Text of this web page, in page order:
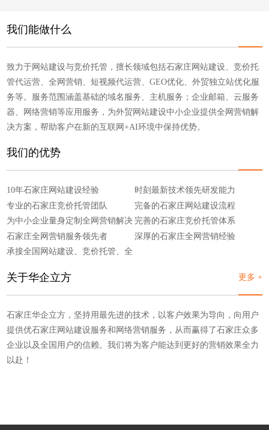
我们能做什么
致力于网站建设与竞价托管，擅长领域包括石家庄网站建设、竞价托
管代运营、全网营销、短视频代运营、GEO优化、外贸独立站优化服
务等。服务范围涵盖基础的域名服务、主机服务；企业邮箱、云服务
器、网络营销等应用服务，为外贸网站建设中小企业提供全网营销解
决方案，帮助客户在新的互联网+AI环境中保持优势。
我们的优势
10年石家庄网站建设经验
专业的石家庄竞价托管团队
为中小企业量身定制全网营销解决
方案
石家庄全网营销服务领先者
承接全国网站建设、竞价托管、全
时刻最新技术领先研发能力
完备的石家庄网站建设流程
完善的石家庄竞价托管体系
深厚的石家庄全网营销经验
更多 +
关于华企立方
石家庄华企立方，坚持用最先进的技术，以客户效果为导向，向用户
提供优石家庄网站建设服务和网络营销服务，从而赢得了石家庄众多
企业以及全国用户的信赖。我们将为客户能达到更好的营销效果全力
以赴！